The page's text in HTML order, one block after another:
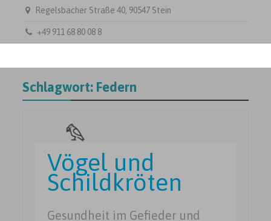
Regelsbacher Straße 40, 90547 Stein
+49 911 68 80 08 8
Schlagwort: Federn
Vögel und
Schildkröten
Gesundheit im Gefieder und